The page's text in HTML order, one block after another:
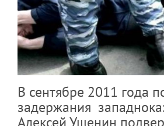
В сентябре 2011 года
задержания
Алексей Ушенин